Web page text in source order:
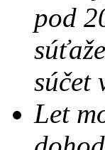
pod
súčet
Let